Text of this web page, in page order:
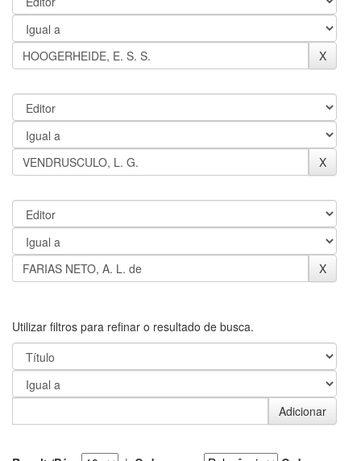
Utilizar filtros para refinar o resultado de busca.